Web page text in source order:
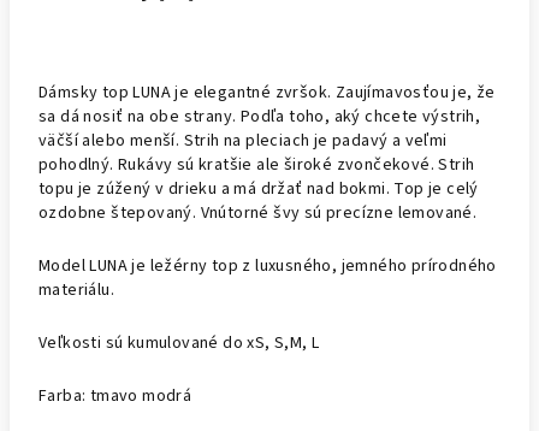
Dámsky top LUNA je elegantné zvršok. Zaujímavosťou je, že
sa dá nosiť na obe strany. Podľa toho, aký chcete výstrih,
väčší alebo menší. Strih na pleciach je padavý a veľmi
pohodlný. Rukávy sú kratšie ale široké zvončekové. Strih
topu je zúžený v drieku a má držať nad bokmi. Top je celý
ozdobne štepovaný. Vnútorné švy sú precízne lemované.
Model LUNA je ležérny top z luxusného, jemného prírodného
materiálu.
Veľkosti sú kumulované do xS, S,M, L
Farba: tmavo modrá